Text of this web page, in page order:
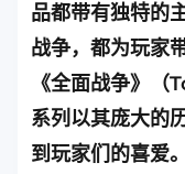
品都带有独特的
战争，都为玩家
《全面战争》（
系列以其庞大的
到玩家们的喜爱